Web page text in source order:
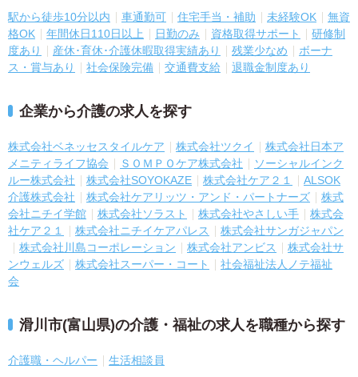
駅から徒歩10分以内 車通勤可 住宅手当・補助 未経験OK
無資
格OK
年間休日110日以上 日勤のみ 資格取得サポート
研修制
度あり
産休･育休･介護休暇取得実績あり 残業少なめ
ボーナ
ス・賞与あり
社会保険完備 交通費支給 退職金制度あり
企業から介護の求人を探す
株式会社ベネッセスタイルケア 株式会社ツクイ
株式会社日本ア
メニティライフ協会
ＳＯＭＰＯケア株式会社
ソーシャルインク
ルー株式会社
株式会社SOYOKAZE 株式会社ケア２１
ALSOK
介護株式会社
株式会社ケアリッツ・アンド・パートナーズ
株式
会社ニチイ学館
株式会社ソラスト 株式会社やさしい手
株式会
社ケア２１
株式会社ニチイケアパレス
株式会社サンガジャパン
株式会社川島コーポレーション
株式会社アンビス
株式会社サ
ンウェルズ
株式会社スーパー・コート
社会福祉法人ノテ福祉
会
滑川市(富山県)の介護・福祉の求人を職種から探す
介護職・ヘルパー 生活相談員